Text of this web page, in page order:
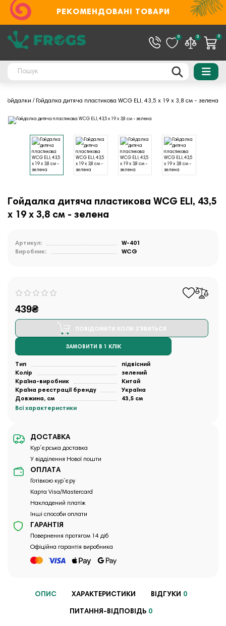
РЕКОМЕНДОВАНІ ТОВАРИ
0 0 0
Гойдалки Гойдалка дитяча пластикова WCG ELI, 43,5 х 19 х 3,8 см - зелена
Гойдалка дитяча пластикова WCG ELI, 43,5
х 19 х 3,8 см - зелена
Артикул:
W-401
Виробник:
WCG
439₴
ПОВІДОМИТИ КОЛИ З'ЯВИТЬСЯ
ЗАМОВИТИ В 1 КЛІК
Тип
підвісний
Колір
зелений
Країна-виробник
Китай
Країна реєстрації бренду
Україна
Довжина, см
43,5 см
Всі характеристики
ДОСТАВКА
Кур`єрська доставка
У відділення Нової пошти
ОПЛАТА
Готівкою кур`єру
Карта Visa/Mastercard
Накладений платіж
Інші способи оплати
ГАРАНТІЯ
Повернення протягом 14 діб
Офіційна гарантія виробника
ОПИС ХАРАКТЕРИСТИКИ ВІДГУКИ 0
ПИТАННЯ-ВІДПОВІДЬ 0